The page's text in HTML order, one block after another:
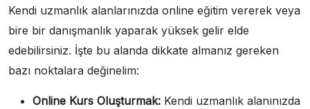
Kendi uzmanlık alanlarınızda online eğitim vererek veya
bire bir danışmanlık yaparak yüksek gelir elde
edebilirsiniz. İşte bu alanda dikkate almanız gereken
bazı noktalara değinelim:
Online Kurs Oluşturmak: Kendi uzmanlık alanınızda